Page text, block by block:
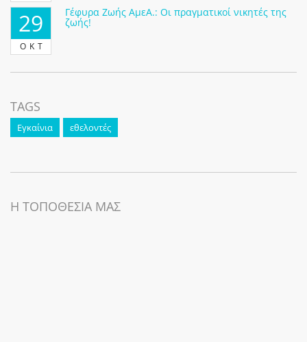
29
ΟΚΤ
Γέφυρα Ζωής ΑμεΑ.: Οι πραγματικοί νικητές της
ζωής!
TAGS
Εγκαίνια εθελοντές
Η ΤΟΠΟΘΕΣΙΑ ΜΑΣ